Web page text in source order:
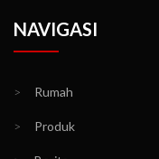
NAVIGASI
> Rumah
> Produk